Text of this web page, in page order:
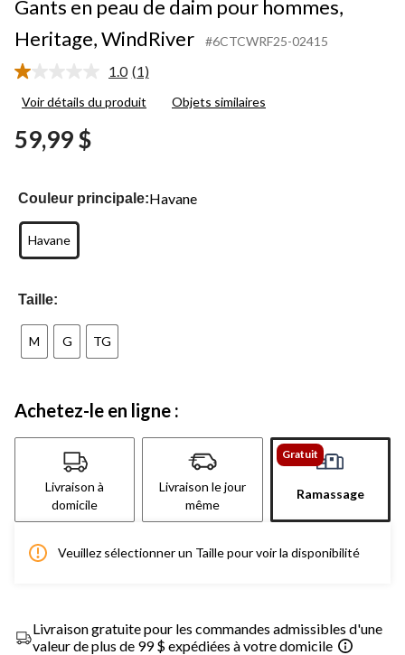
Gants en peau de daim pour hommes,
Heritage, WindRiver
#6CTCWRF25-02415
1.0 Lire
commentaire.
(1)
Voir détails du produit Objets similaires
59,99 $
Couleur principale:Havane
Havane
Taille:
M G TG
Achetez-le en ligne :
Livraison à
domicile
Livraison le jour
même
Gratuit
Ramassage
Veuillez sélectionner un Taille pour voir la disponibilité
Livraison gratuite pour les commandes admissibles d'une
valeur de plus de 99 $ expédiées à votre domicile